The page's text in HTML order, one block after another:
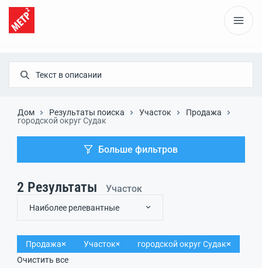
Дом Результаты поиска Участок
Продажа
городской округ Судак
Больше фильтров
2 Результаты Участок
Наиболее релевантные
Продажа Участок
городской округ Судак
Очистить все